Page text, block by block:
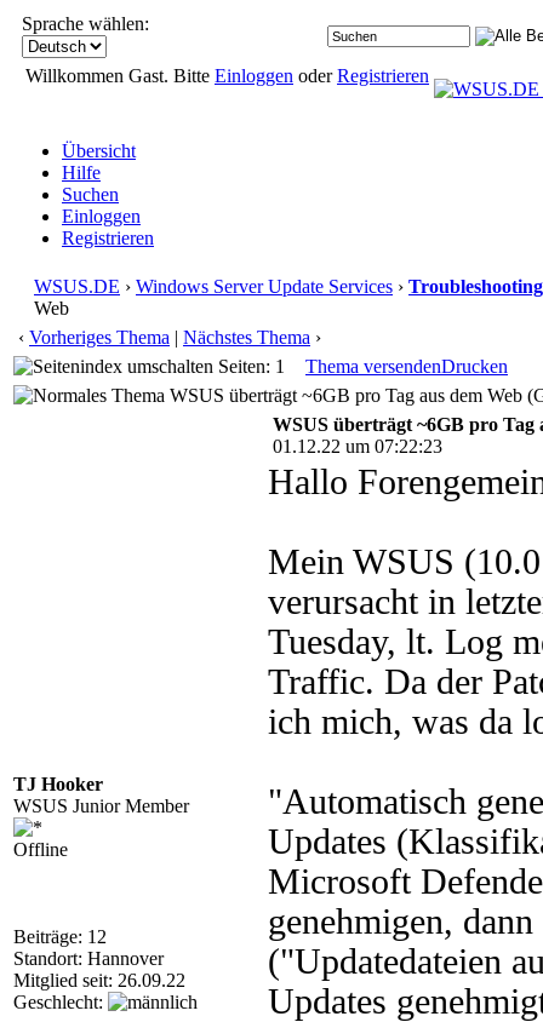
Sprache wählen:
Willkommen Gast. Bitte Einloggen oderRegistrieren
Übersicht
Hilfe
Suchen
Einloggen
Registrieren
WSUS.DE › Windows Server Update Services › Troubleshooting
Web
‹ Vorheriges Thema | Nächstes Thema ›
Seiten: 1
Thema versendenDrucken
WSUS überträgt ~6GB pro Tag aus dem Web
TJ Hooker
WSUS Junior Member
Offline
Beiträge: 12
Standort: Hannover
Mitglied seit: 26.09.22
Geschlecht:
WSUS überträgt ~6GB pro Tag
01.12.22 um 07:22:23
Hallo
Mein WSUS
verursacht in
Tuesday, lt. Log
Traffic. Da der
ich mich, was da
"Automatisch
Updates
Microsoft
genehmigen,
("Updatedateien
Updates